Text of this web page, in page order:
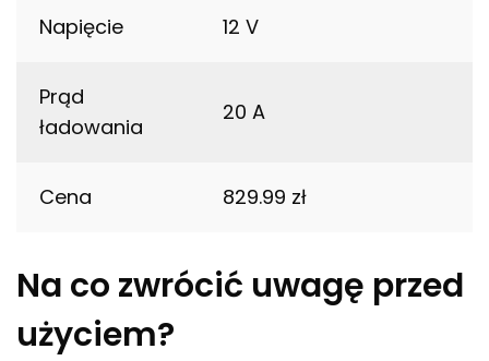
Napięcie 12 V
Prąd
ładowania
20 A
Cena 829.99 zł
Na co zwrócić uwagę przed
użyciem?